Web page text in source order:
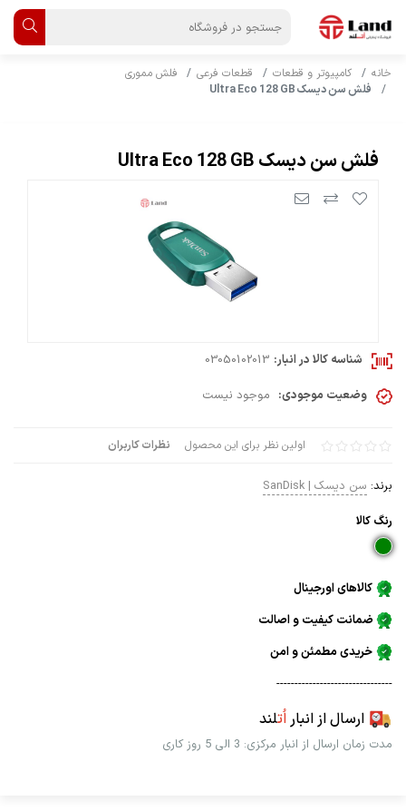
خانه کامپیوتر و قطعات قطعات فرعی
فلش مموری
فلش سن دیسک Ultra Eco 128 GB
فلش سن دیسک Ultra Eco 128 GB
اولین نظر برای این محصول نظرات کاربران
برند: سن دیسک | SanDisk
رنگ كالا
کالاهای اورجینال
ضمانت کیفیت و اصالت
خریدی مطمئن و امن
--------------------------------
ارسال از انباراُتلند
مدت زمان ارسال از انبار مرکزی: 3 الی 5 روز کاری
شناسه کالا در انبار: 03050102013
وضعیت موجودی: موجود نیست